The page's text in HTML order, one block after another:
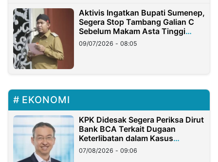
Aktivis Ingatkan Bupati Sumenep,
Segera Stop Tambang Galian C
Sebelum Makam Asta Tinggi
Longsor
09/07/2026 - 08:05
EKONOMI
KPK Didesak Segera Periksa Dirut
Bank BCA Terkait Dugaan
Keterlibatan dalam Kasus
Hilangnya Dana Nasabah Rp2,58
Miliar
07/08/2026 - 09:06